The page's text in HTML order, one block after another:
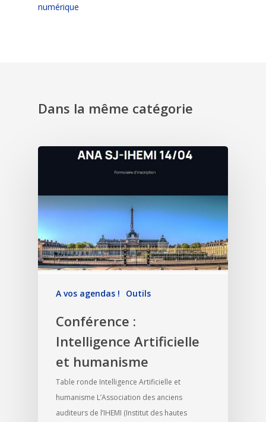
numérique
Dans la même catégorie
A vos agendas ! Outils
Conférence :
Intelligence Artificielle
et humanisme
Table ronde Intelligence Artificielle et
humanisme L’Association des anciens
auditeurs de l’IHEMI (Institut des hautes